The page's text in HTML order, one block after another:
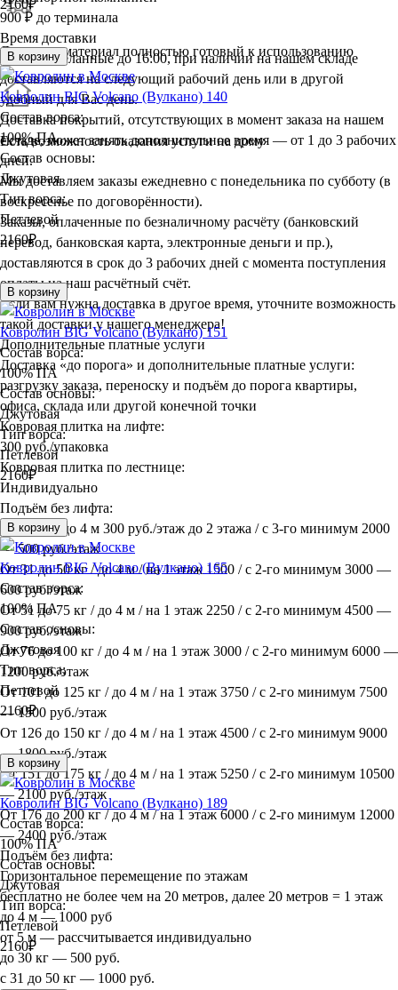
Доставим материал полностью готовый к использованию
Есть возможность оказания услуги на дому
900 ₽ до терминала
Время доставки
Заказы, сделанные до 16:00, при наличии на нашем складе
доставляются на следующий рабочий день или в другой
удобный для Вас день.
Доставка покрытий, отсутствующих в момент заказа на нашем
складе, может занять дополнительное время — от 1 до 3 рабочих
дней.
Мы доставляем заказы ежедневно с понедельника по субботу (в
воскресенье по договорённости).
Заказы, оплаченные по безналичному расчёту (банковский
перевод, банковская карта, электронные деньги и пр.),
доставляются в срок до 3 рабочих дней с момента поступления
оплаты на наш расчётный счёт.
Если вам нужна доставка в другое время, уточните возможность
такой доставки у нашего менеджера!
Дополнительные платные услуги
Доставка «до порога» и дополнительные платные услуги:
разгрузку заказа, переноску и подъём до порога квартиры,
офиса, склада или другой конечной точки
Ковровая плитка на лифте:
300 руб./упаковка
Ковровая плитка по лестнице:
Индивидуально
Подъём без лифта:
До 30 кг / до 4 м 300 руб./этаж до 2 этажа / с 3-го минимум 2000
— 500 руб./этаж
От 31 до 50 кг / до 4 м / на 1 этаж 1500 / с 2-го минимум 3000 —
600 руб./этаж
От 51 до 75 кг / до 4 м / на 1 этаж 2250 / с 2-го минимум 4500 —
900 руб./этаж
От 76 до 100 кг / до 4 м / на 1 этаж 3000 / с 2-го минимум 6000 —
1200 руб./этаж
От 101 до 125 кг / до 4 м / на 1 этаж 3750 / с 2-го минимум 7500
— 1500 руб./этаж
От 126 до 150 кг / до 4 м / на 1 этаж 4500 / с 2-го минимум 9000
— 1800 руб./этаж
От 151 до 175 кг / до 4 м / на 1 этаж 5250 / с 2-го минимум 10500
— 2100 руб./этаж
От 176 до 200 кг / до 4 м / на 1 этаж 6000 / с 2-го минимум 12000
— 2400 руб./этаж
Подъём без лифта:
Горизонтальное перемещение по этажам
бесплатно не более чем на 20 метров, далее 20 метров = 1 этаж
до 4 м — 1000 руб
от 5 м — рассчитывается индивидуально
до 30 кг — 500 руб.
с 31 до 50 кг — 1000 руб.
2160₽
В корзину
Ковролин BIG Volcano (Вулкано) 140
Состав ворса:
100% ПА
Состав основы:
Джутовая
Тип ворса:
Петлевой
2160₽
В корзину
Ковролин BIG Volcano (Вулкано) 151
Состав ворса:
100% ПА
Состав основы:
Джутовая
Тип ворса:
Петлевой
2160₽
В корзину
Ковролин BIG Volcano (Вулкано) 165
Состав ворса:
100% ПА
Состав основы:
Джутовая
Тип ворса:
Петлевой
2160₽
В корзину
Ковролин BIG Volcano (Вулкано) 189
Состав ворса:
100% ПА
Состав основы:
Джутовая
Тип ворса:
Петлевой
2160₽